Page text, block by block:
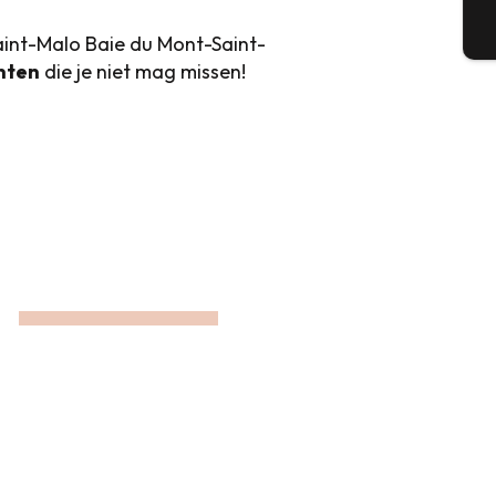
Malo Baie du Mont-Saint-
die je niet mag missen!
MAAK JE MANDEN KLAAR!